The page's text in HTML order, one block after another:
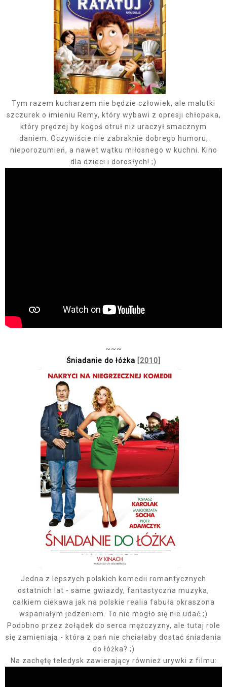
Tym razem kucharzem nie będzie człowiek, ale malutki
szczurek o imieniu Remy, który wybawi z opresji chłopaka,
który prędzej by kogoś otruł niż uraczył smacznym
daniem. Oczywiście nie zabraknie dobrego humoru,
nieporozumień, a nawet wątku miłosnego w kuchni. Kino
dla dzieci i dorosłych! ;)
~~~
Śniadanie do łóżka
[2010]
Jedna z lepszych polskich komedii romantycznych
ostatnich lat - same gwiazdy, fantastyczna muzyka,
całkiem ciekawa jak na polskie realia fabuła okraszona
wspaniałym jedzeniem. To nie mogło się nie udać ;)
Podobno przez żołądek do serca mężczyzny, ale tutaj role
się zamieniają - która z pań nie chciałaby dostać śniadania
do łóżka? ;)
Na zachętę teledysk zawierający również urywki z filmu: